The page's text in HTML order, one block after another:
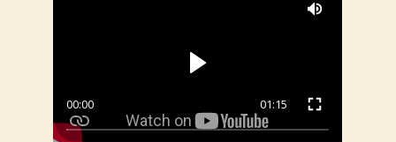
00:00 01:15